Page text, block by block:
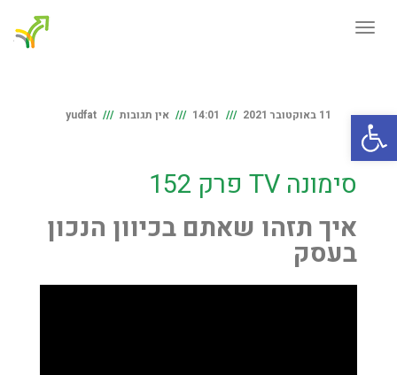
פתח סרגל נגישות
תפריט
11 באוקטובר 2021 14:01 אין תגובות yudfat
סימונה TV פרק 152
איך תזהו שאתם בכיוון הנכון
בעסק